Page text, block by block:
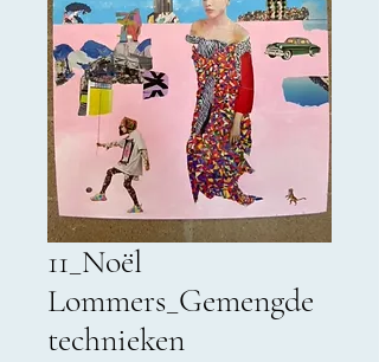
11_Noël
Lommers_Gemengde
technieken